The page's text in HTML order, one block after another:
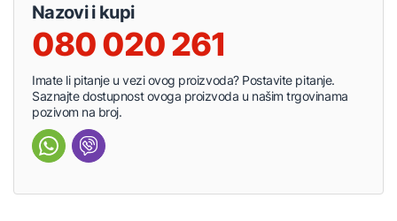
Nazovi i kupi
080 020 261
Imate li pitanje u vezi ovog proizvoda? Postavite pitanje.
Saznajte dostupnost ovoga proizvoda u našim trgovinama
pozivom na broj.